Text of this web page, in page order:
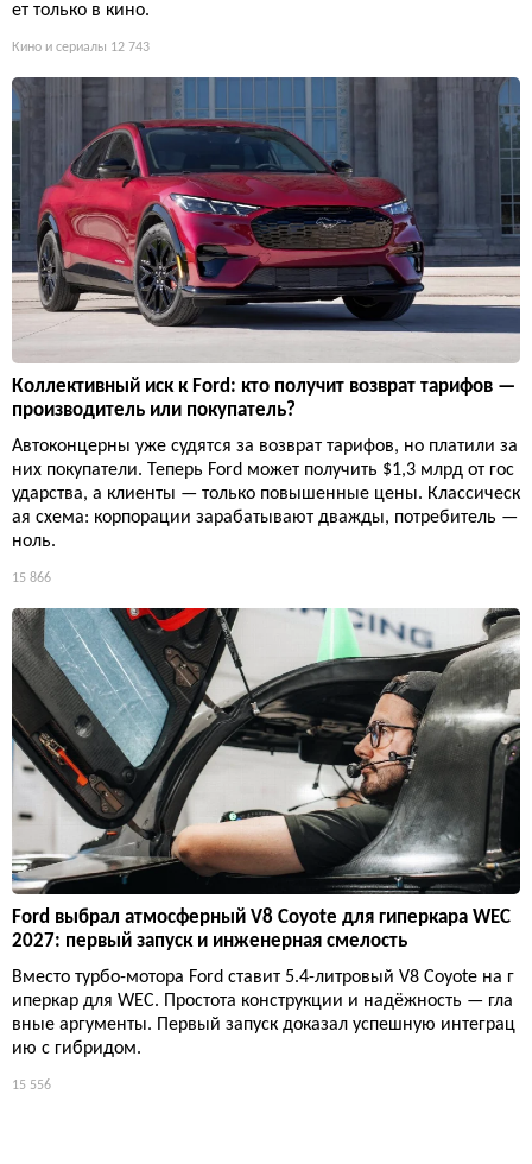
ет только в кино.
Кино и сериалы 12 743
Коллективный иск к Ford: кто получит возврат тарифов —
производитель или покупатель?
Автоконцерны уже судятся за возврат тарифов, но платили за
них покупатели. Теперь Ford может получить $1,3 млрд от гос
ударства, а клиенты — только повышенные цены. Классическ
ая схема: корпорации зарабатывают дважды, потребитель —
ноль.
15 866
Ford выбрал атмосферный V8 Coyote для гиперкара WEC
2027: первый запуск и инженерная смелость
Вместо турбо-мотора Ford ставит 5.4-литровый V8 Coyote на г
иперкар для WEC. Простота конструкции и надёжность — гла
вные аргументы. Первый запуск доказал успешную интеграц
ию с гибридом.
15 556